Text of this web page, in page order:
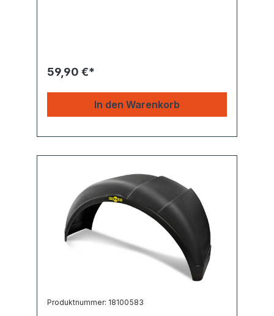
59,90 €*
In den Warenkorb
Produktnummer: 18100583